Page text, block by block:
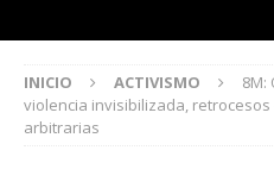
INICIO ACTIVISMO
8M:
violencia invisibilizada,
arbitrarias